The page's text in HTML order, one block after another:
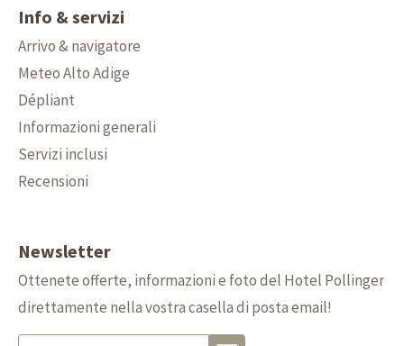
Info & servizi
Arrivo & navigatore
Meteo Alto Adige
Dépliant
Informazioni generali
Servizi inclusi
Recensioni
Newsletter
Ottenete offerte, informazioni e foto del Hotel Pollinger
direttamente nella vostra casella di posta email!